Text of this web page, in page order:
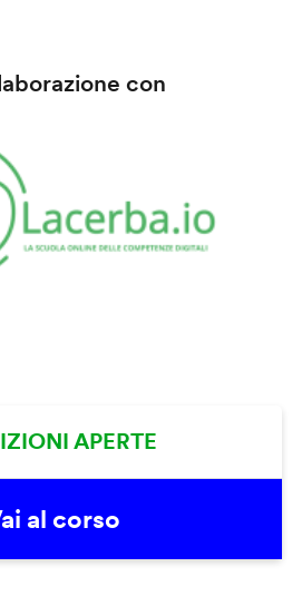
con
APERTE
al corso